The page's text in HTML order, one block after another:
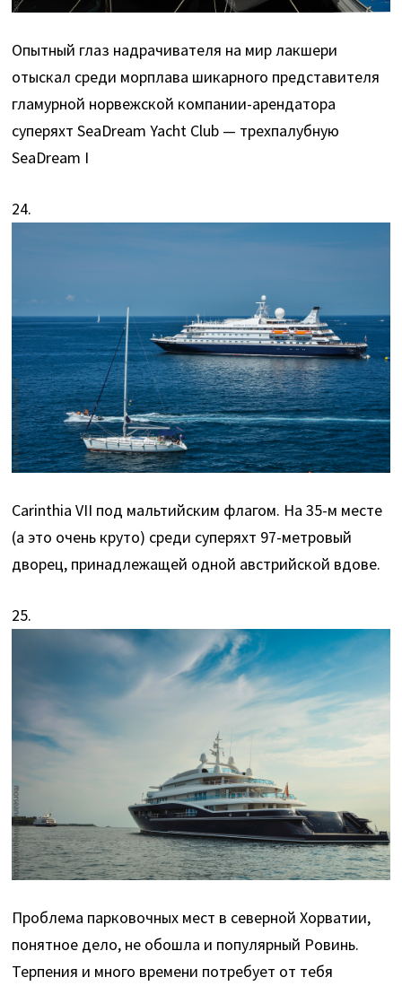
Опытный глаз надрачивателя на мир лакшери
отыскал среди морплава шикарного представителя
гламурной норвежской компании-арендатора
суперяхт SeaDream Yacht Club — трехпалубную
SeaDream I
24.
Carinthia VII под мальтийским флагом. На 35-м месте
(а это очень круто) среди суперяхт 97-метровый
дворец, принадлежащей одной австрийской вдове.
25.
Проблема парковочных мест в северной Хорватии,
понятное дело, не обошла и популярный Ровинь.
Терпения и много времени потребует от тебя